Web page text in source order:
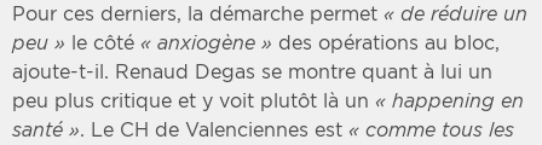
Pour ces derniers, la démarche permet « de réduire un
peu » le côté « anxiogène » des opérations au bloc,
ajoute-t-il. Renaud Degas se montre quant à lui un
peu plus critique et y voit plutôt là un « happening en
santé ». Le CH de Valenciennes est « comme tous les